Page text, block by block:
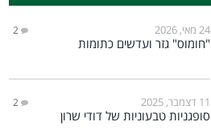
24 מאי, 2026 2
"חומוס" גזר ועדשים כתומות
11 דצמבר, 2025 2
סופגניות טבעוניות של דודי שרון